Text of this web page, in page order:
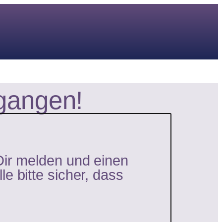
melden und einen
bitte sicher, dass